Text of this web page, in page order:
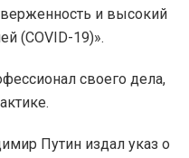
и высокий
(COVID-19)».
своего дела,
Путин издал указ о